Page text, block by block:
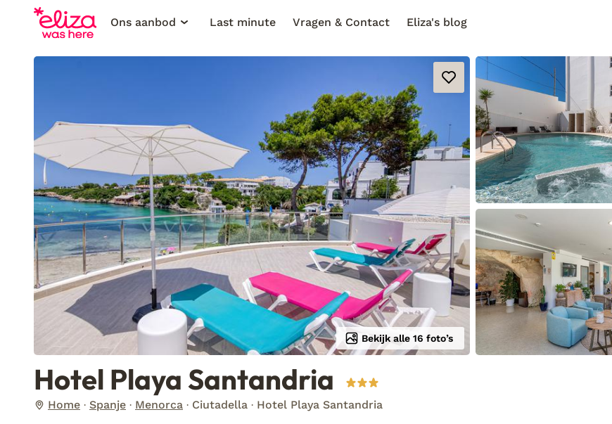
Ons aanbod
Last minute Vragen & Contact Eliza's blog
Bekijk alle 16 foto’s
Hotel Playa Santandria
Home Spanje Menorca Ciutadella Hotel Playa Santandria